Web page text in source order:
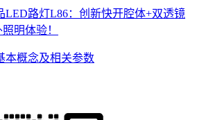
LED路灯L86：创新快开腔体+双透镜
明体验！
本概念及相关参数